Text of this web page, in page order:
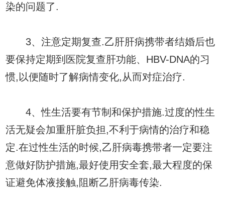
染的问题了.
3、注意定期复查.乙肝肝病携带者结婚后也
要保持定期到医院复查肝功能、HBV-DNA的习
惯,以便随时了解病情变化,从而对症治疗.
4、性生活要有节制和保护措施.过度的性生
活无疑会加重肝脏负担,不利于病情的治疗和稳
定.在过性生活的时候,乙肝病毒携带者一定要注
意做好防护措施,最好使用安全套,最大程度的保
证避免体液接触,阻断乙肝病毒传染.